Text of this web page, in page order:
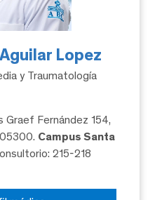
Lopez
y Traumatología
Graef Fernández 154,
Campus Santa
215-218